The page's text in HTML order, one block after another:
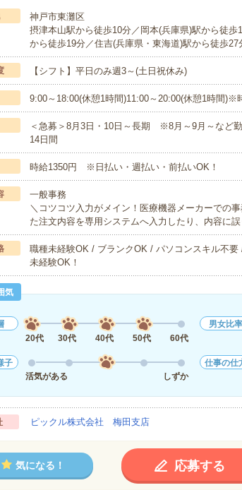
神戸市東灘区
摂津本山駅から徒歩10分／岡本(兵庫県)駅から徒
から徒歩19分／住吉(兵庫県・東海道)駅から徒歩27
【シフト】平日のみ週3～(土日祝休み)
9:00～18:00(休憩1時間)11:00～20:00(休憩1時間
＜急募＞8月3日・10日～長期 ※8月～9月～など
14日間
時給1350円 ※日払い・週払い・前払いOK！
一般事務
＼コツコツ入力がメイン！医療機器メーカーでの
た注文内容を専用システムへ入力したり、内容に
職種未経験OK / ブランクOK / パソコンスキル不要
未経験OK！
気
20代
30代 40代 50代 60代
男女比率
子
活気がある
しずか
仕事の仕
ピックル株式会社 梅田支店
気になる！ 応募する